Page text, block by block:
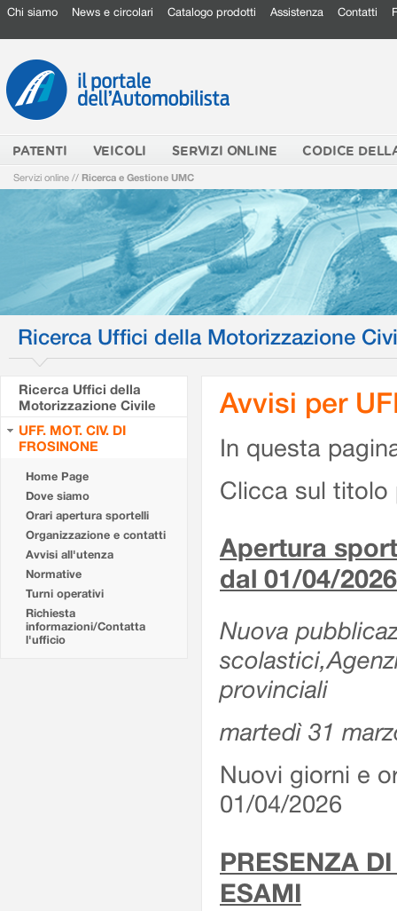
Chi siamo News e circolari Catalogo prodotti Assistenza Contatti
PATENTI VEICOLI SERVIZI ONLINE CODICE
Servizi online // Ricerca e Gestione UMC
Ricerca Uffici della Motorizzazione
Ricerca Uffici della
Motorizzazione Civile
UFF. MOT. CIV. DI
FROSINONE
Home Page
Dove siamo
Orari apertura sportelli
Organizzazione e contatti
Avvisi all'utenza
Normative
Turni operativi
Richiesta
informazioni/Contatta
l'ufficio
Avvisi per
In questa
Clicca sul titolo
Apertura
dal 01/04/2026
Nuova
provinciali
martedì 31
Nuovi giorni e
01/04/2026
PRESENZA
ESAMI